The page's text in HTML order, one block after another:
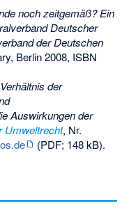
noch zeitgemäß? Ein
Deutscher
der Deutschen
Berlin 2008, ISBN
der
Auswirkungen der
Umweltrecht, Nr.
(PDF; 148 kB).